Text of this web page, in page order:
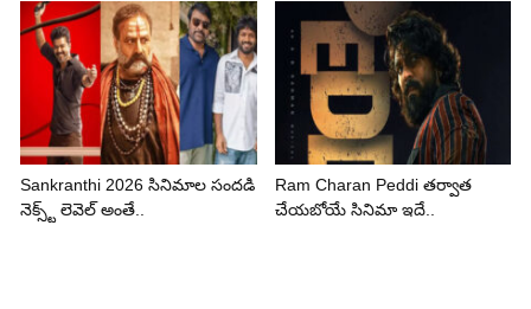
Sankranthi 2026 సినిమాల సందడి
నెక్స్ట్ లెవెల్ అంతే..
Ram Charan Peddi తర్వాత
చేయబోయే సినిమా ఇదే..